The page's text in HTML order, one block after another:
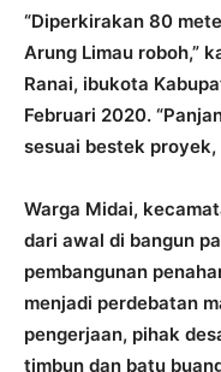
“Diperkirakan 80
Arung Limau roboh,”
Ranai, ibukota
Februari 2020.
sesuai bestek
Warga Midai,
dari awal di bangun
pembangunan
menjadi perdebatan
pengerjaan, pihak
timbun dan batu